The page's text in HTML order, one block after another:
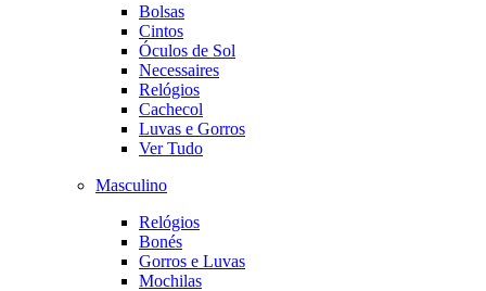
Bolsas
Cintos
Óculos de Sol
Necessaires
Relógios
Cachecol
Luvas e Gorros
Ver Tudo
Masculino
Relógios
Bonés
Gorros e Luvas
Mochilas